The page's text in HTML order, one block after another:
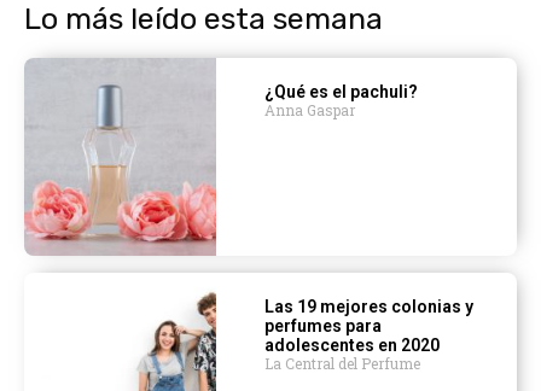
Lo más leído esta semana
¿Qué es el pachuli?
Anna Gaspar
Las 19 mejores colonias y
perfumes para
adolescentes en 2020
La Central del Perfume